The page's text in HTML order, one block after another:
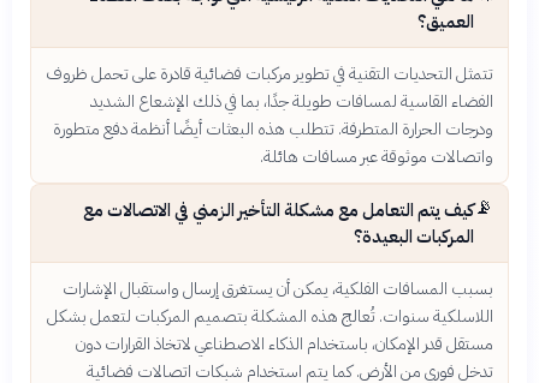
العميق؟
تتمثل التحديات التقنية في تطوير مركبات فضائية قادرة على تحمل ظروف
الفضاء القاسية لمسافات طويلة جدًا، بما في ذلك الإشعاع الشديد
ودرجات الحرارة المتطرفة. تتطلب هذه البعثات أيضًا أنظمة دفع متطورة
واتصالات موثوقة عبر مسافات هائلة.
📡كيف يتم التعامل مع مشكلة التأخير الزمني في الاتصالات مع
المركبات البعيدة؟
بسبب المسافات الفلكية، يمكن أن يستغرق إرسال واستقبال الإشارات
اللاسلكية سنوات. تُعالج هذه المشكلة بتصميم المركبات لتعمل بشكل
مستقل قدر الإمكان، باستخدام الذكاء الاصطناعي لاتخاذ القرارات دون
تدخل فوري من الأرض. كما يتم استخدام شبكات اتصالات فضائية